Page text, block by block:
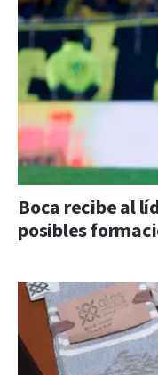
Boca recibe al
posibles